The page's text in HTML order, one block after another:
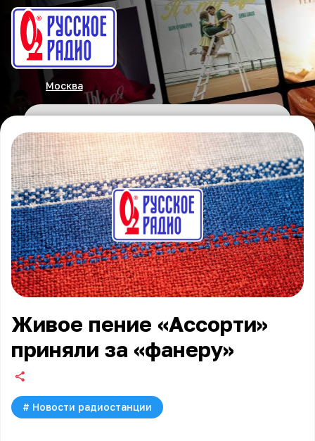
Москва
Живое пение «Ассорти»
приняли за «фанеру»
# Новости радиостанции